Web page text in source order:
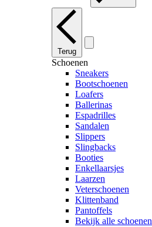
Terug
Schoenen
Sneakers
Bootschoenen
Loafers
Ballerinas
Espadrilles
Sandalen
Slippers
Slingbacks
Booties
Enkellaarsjes
Laarzen
Veterschoenen
Klittenband
Pantoffels
Bekijk alle schoenen